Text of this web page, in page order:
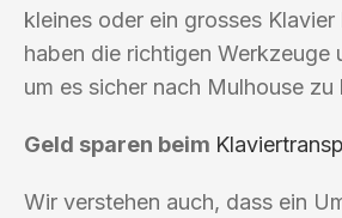
kleines oder ein grosses
haben die richtigen Werkzeuge
um es sicher nach Mulhouse zu
Geld sparen beim
Wir verstehen auch, dass ein